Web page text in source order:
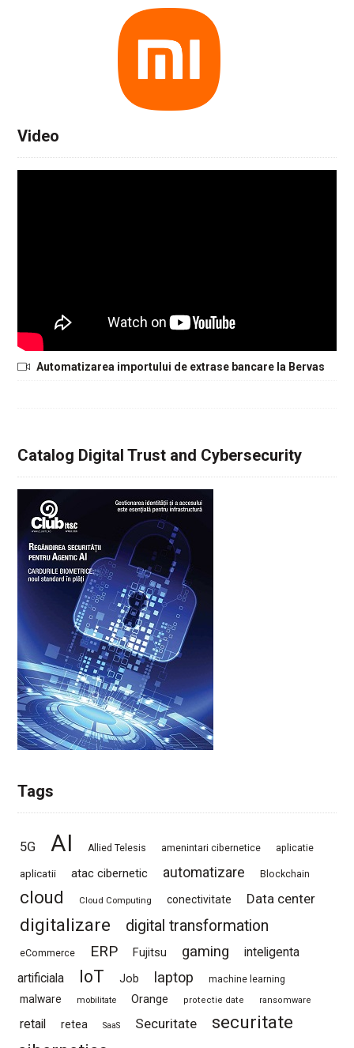
Video
Automatizarea importului de extrase bancare la Bervas
Catalog Digital Trust and Cybersecurity
Tags
5G AI Allied Telesis amenintari cibernetice aplicatie
aplicatii atac cibernetic automatizare Blockchain
cloud Cloud Computing conectivitate Data center
digitalizare digital transformation
eCommerce ERP Fujitsu gaming
inteligenta
artificiala
IoT Job laptop machine learning
malware mobilitate Orange protectie date ransomware
retail retea SaaS Securitate
securitate